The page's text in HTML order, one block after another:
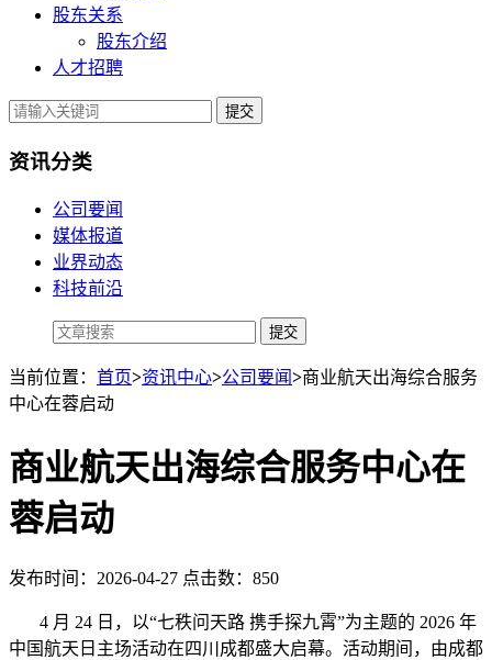
股东关系
股东介绍
人才招聘
提交
资讯分类
公司要闻
媒体报道
业界动态
科技前沿
当前位置： 首页>资讯中心>公司要闻>商业航天出海综合服务
中心在蓉启动
商业航天出海综合服务中心在
蓉启动
发布时间：2026-04-27 点击数：850
4 月 24 日，以“七秩问天路 携手探九霄”为主题的 2026 年
中国航天日主场活动在四川成都盛大启幕。活动期间，由成都